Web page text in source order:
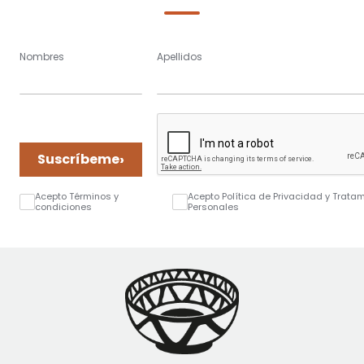
Nombres Apellidos
Suscríbeme›
Acepto Términos y
condiciones
Acepto Política de Privacidad y
Personales